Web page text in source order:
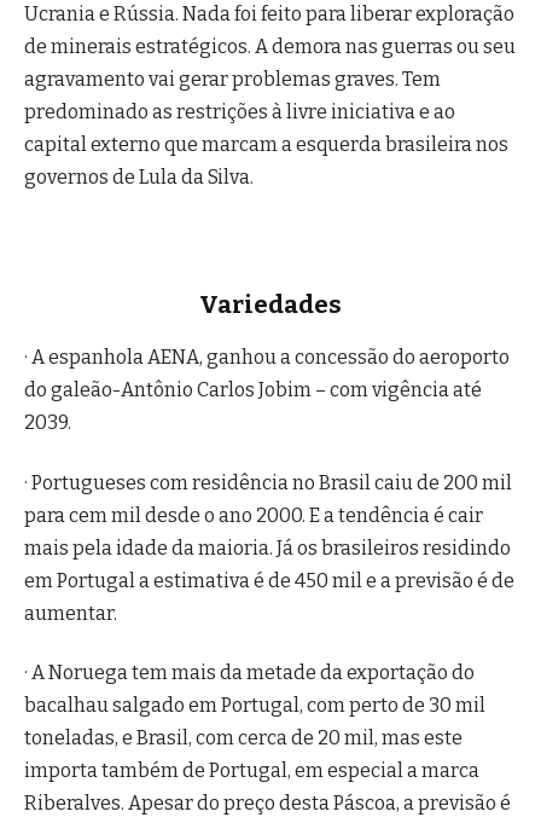
Ucrania e Rússia. Nada foi feito para liberar exploração
de minerais estratégicos. A demora nas guerras ou seu
agravamento vai gerar problemas graves. Tem
predominado as restrições à livre iniciativa e ao
capital externo que marcam a esquerda brasileira nos
governos de Lula da Silva.
Variedades
· A espanhola AENA, ganhou a concessão do aeroporto
do galeão-Antônio Carlos Jobim – com vigência até
2039.
· Portugueses com residência no Brasil caiu de 200 mil
para cem mil desde o ano 2000. E a tendência é cair
mais pela idade da maioria. Já os brasileiros residindo
em Portugal a estimativa é de 450 mil e a previsão é de
aumentar.
· A Noruega tem mais da metade da exportação do
bacalhau salgado em Portugal, com perto de 30 mil
toneladas, e Brasil, com cerca de 20 mil, mas este
importa também de Portugal, em especial a marca
Riberalves. Apesar do preço desta Páscoa, a previsão é